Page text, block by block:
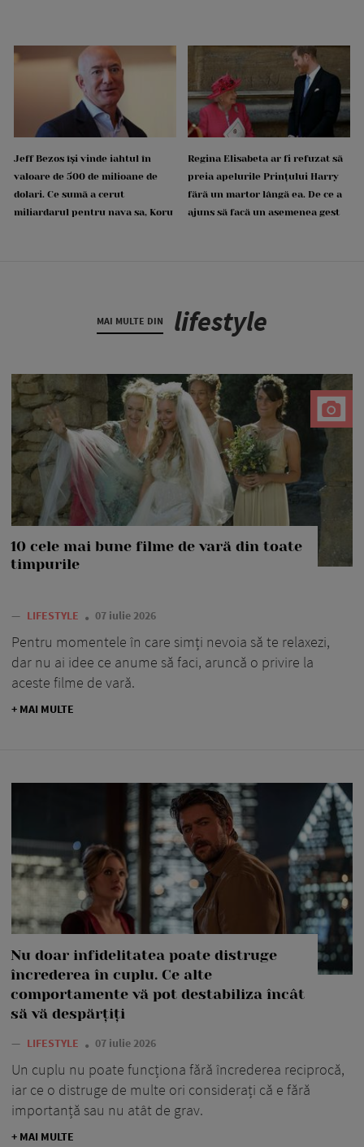
Jeff Bezos își vinde iahtul în
valoare de 500 de milioane de
dolari. Ce sumă a cerut
miliardarul pentru nava sa, Koru
Regina Elisabeta ar fi refuzat să
preia apelurile Prințului Harry
fără un martor lângă ea. De ce a
ajuns să facă un asemenea gest
MAI MULTE DIN lifestyle
10 cele mai bune filme de vară din toate
timpurile
— LIFESTYLE 07 iulie 2026
Pentru momentele în care simți nevoia să te relaxezi,
dar nu ai idee ce anume să faci, aruncă o privire la
aceste filme de vară.
+ MAI MULTE
Nu doar infidelitatea poate distruge
încrederea în cuplu. Ce alte
comportamente vă pot destabiliza încât
să vă despărțiți
— LIFESTYLE 07 iulie 2026
Un cuplu nu poate funcționa fără încrederea reciprocă,
iar ce o distruge de multe ori considerați că e fără
importanță sau nu atât de grav.
+ MAI MULTE